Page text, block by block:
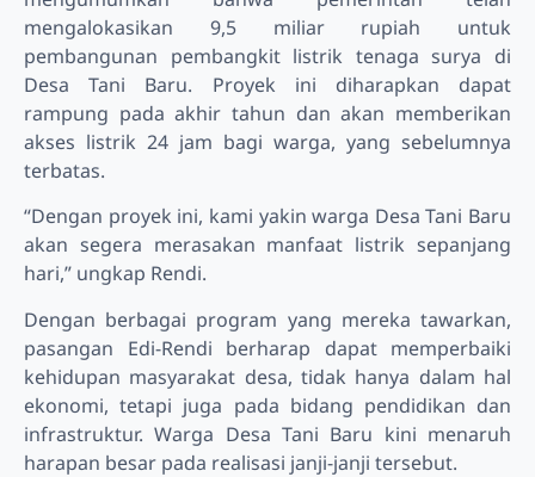
mengalokasikan 9,5 miliar rupiah untuk
pembangunan pembangkit listrik tenaga surya di
Desa Tani Baru. Proyek ini diharapkan dapat
rampung pada akhir tahun dan akan memberikan
akses listrik 24 jam bagi warga, yang sebelumnya
terbatas.
“Dengan proyek ini, kami yakin warga Desa Tani Baru
akan segera merasakan manfaat listrik sepanjang
hari,” ungkap Rendi.
Dengan berbagai program yang mereka tawarkan,
pasangan Edi-Rendi berharap dapat memperbaiki
kehidupan masyarakat desa, tidak hanya dalam hal
ekonomi, tetapi juga pada bidang pendidikan dan
infrastruktur. Warga Desa Tani Baru kini menaruh
harapan besar pada realisasi janji-janji tersebut.